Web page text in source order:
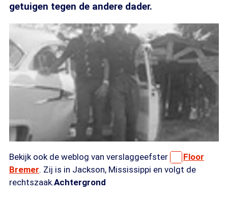
getuigen tegen de andere dader.
Bekijk ook de weblog van verslaggeefster
Floor
Bremer. Zij is in Jackson, Mississippi en volgt de
rechtszaak.Achtergrond